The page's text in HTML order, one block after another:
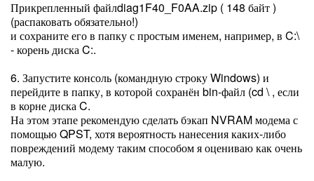
Прикрепленный файлdiag1F40_F0AA.zip ( 148 байт )
(распаковать обязательно!)
и сохраните его в папку с простым именем, например, в C:\
- корень диска C:.
6. Запустите консоль (командную строку Windows) и
перейдите в папку, в которой сохранён bin-файл (cd \ , если
в корне диска C.
На этом этапе рекомендую сделать бэкап NVRAM модема с
помощью QPST, хотя вероятность нанесения каких-либо
повреждений модему таким способом я оцениваю как очень
малую.